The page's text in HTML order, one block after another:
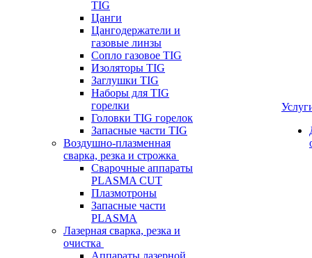
TIG
Цанги
Цангодержатели и
газовые линзы
Сопло газовое TIG
Изоляторы TIG
Заглушки TIG
Наборы для TIG
горелки
Головки TIG горелок
Запасные части TIG
Воздушно-плазменная
сварка, резка и строжка
Сварочные аппараты
PLASMA CUT
Плазмотроны
Запасные части
PLASMA
Лазерная сварка, резка и
очистка
Аппараты лазерной